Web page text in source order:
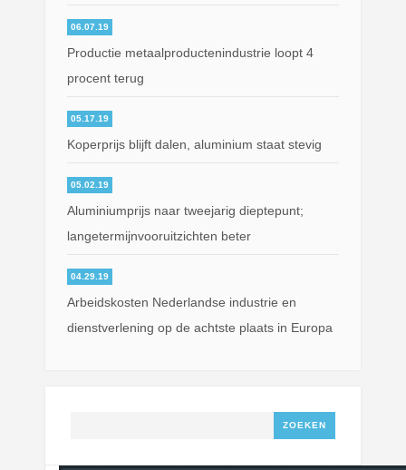
06.07.19
Productie metaalproductenindustrie loopt 4
procent terug
05.17.19
Koperprijs blijft dalen, aluminium staat stevig
05.02.19
Aluminiumprijs naar tweejarig dieptepunt;
langetermijnvooruitzichten beter
04.29.19
Arbeidskosten Nederlandse industrie en
dienstverlening op de achtste plaats in Europa